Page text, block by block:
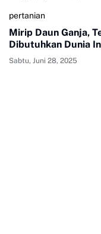
pertanian
Mirip Daun Ganja,
Dibutuhkan Dunia
Sabtu, Juni 28, 2025